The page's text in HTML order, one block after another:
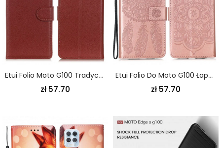
Etui Folio Moto G100 Tradycyjne Liczi Sztuczna Skóra
zł 57.70
Etui Folio Do Moto G100 Łapacz Snów Z Efektem Skóry
zł 57.70